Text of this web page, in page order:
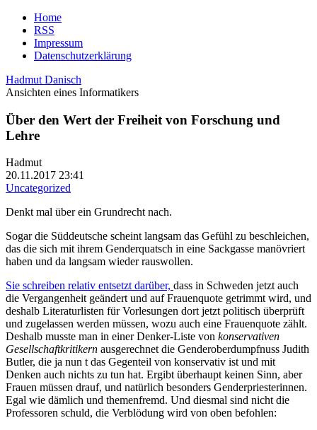
Home
RSS
Impressum
Datenschutzerklärung
Hadmut Danisch
Ansichten eines Informatikers
Über den Wert der Freiheit von Forschung und
Lehre
Hadmut
20.11.2017 23:41
Uncategorized
Denkt mal über ein Grundrecht nach.
Sogar die Süddeutsche scheint langsam das Gefühl zu beschleichen,
das die sich mit ihrem Genderquatsch in eine Sackgasse manövriert
haben und da langsam wieder rauswollen.
Sie schreiben relativ entsetzt darüber, dass in Schweden jetzt auch
die Vergangenheit geändert und auf Frauenquote getrimmt wird, und
deshalb Literaturlisten für Vorlesungen dort jetzt politisch überprüft
und zugelassen werden müssen, wozu auch eine Frauenquote zählt.
Deshalb musste man in einer Denker-Liste von konservativen
Gesellschaftkritikern ausgerechnet die Genderoberdumpfnuss Judith
Butler, die ja nun t das Gegenteil von konservativ ist und mit
Denken auch nichts zu tun hat. Ergibt überhaupt keinen Sinn, aber
Frauen müssen drauf, und natürlich besonders Genderpriesterinnen.
Egal wie dämlich und themenfremd. Und diesmal sind nicht die
Professoren schuld, die Verblödung wird von oben befohlen: